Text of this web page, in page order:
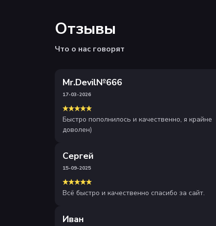
Отзывы
Что о нас говорят
Mr.Devil№666
17-03-2026
Быстро пополнилось и качественно, я крайне
доволен)
Сергей
15-09-2025
Всё быстро и качественно спасибо за сайт.
Иван